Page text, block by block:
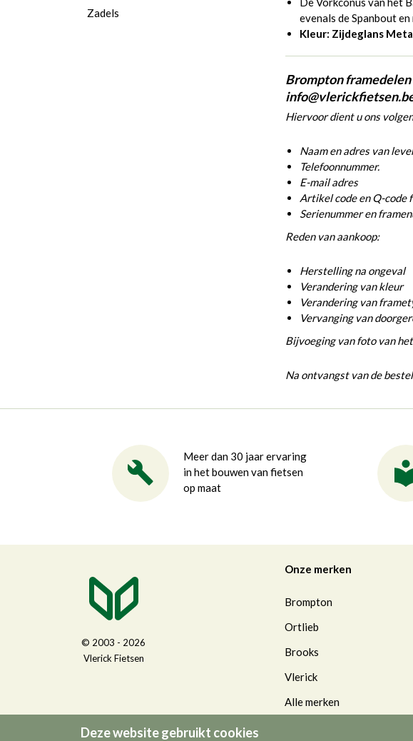
Deze website gebruikt cookies
evenals de Spanbout
Kleur: Zijdeglans
Brompton
Hiervoor dient u ons
Naam en adres van
Telefoonnummer.
E-mail adres
Artikel code en Q-code
Serienummer en
Reden van aankoop:
Herstelling na ongeval
Verandering van kleur
Verandering van
Vervanging van
Bijvoeging van foto van
Na ontvangst van de
Zadels
Meer dan 30 jaar ervaring
in het bouwen van fietsen
op maat
© 2003 - 2026
Vlerick Fietsen
Onze merken
Brompton
Ortlieb
Brooks
Vlerick
Alle merken